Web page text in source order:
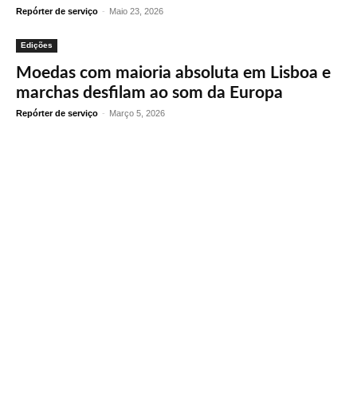
Repórter de serviço - Maio 23, 2026
Edições
Moedas com maioria absoluta em Lisboa e
marchas desfilam ao som da Europa
Repórter de serviço - Março 5, 2026